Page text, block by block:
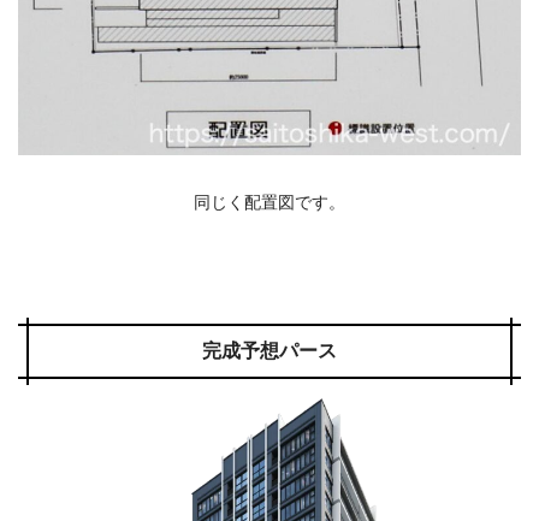
同じく配置図です。
完成予想パース